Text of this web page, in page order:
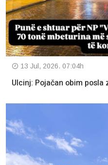
13 Jul, 2026. 07:04h
Ulcinj: Pojačan obim posla